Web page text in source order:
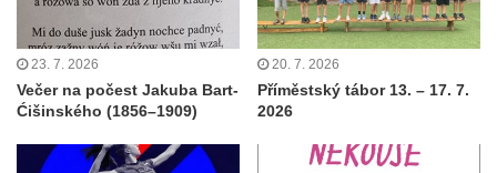
23. 7. 2026
Večer na počest Jakuba Bart-
Ćišinského (1856–1909)
20. 7. 2026
Příměstský tábor 13. – 17. 7.
2026